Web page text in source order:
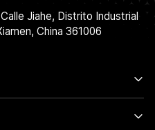
Jiahe, Distrito Industrial
China 361006